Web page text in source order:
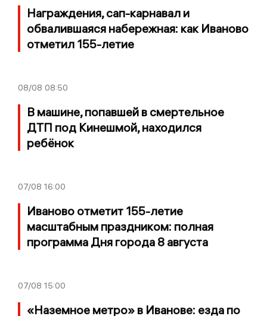
Награждения, сап-карнавал и
обвалившаяся набережная: как Иваново
отметил 155-летие
08/08 08:50
В машине, попавшей в смертельное
ДТП под Кинешмой, находился
ребёнок
07/08 16:00
Иваново отметит 155-летие
масштабным праздником: полная
программа Дня города 8 августа
07/08 15:00
«Наземное метро» в Иванове: езда по